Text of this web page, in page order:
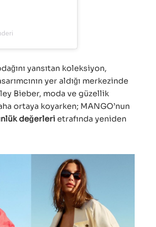
yansıtan koleksiyon,
yer aldığı merkezinde
Bieber, moda ve güzellik
ortaya koyarken; MANGO’nun
değerlerietrafında yeniden